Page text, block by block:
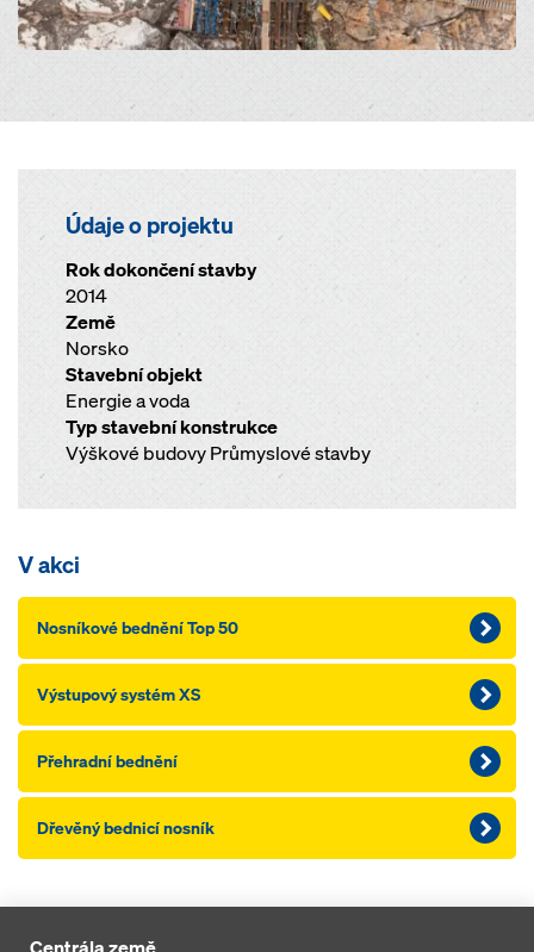
Údaje o projektu
Rok dokončení stavby
2014
Země
Norsko
Stavební objekt
Energie a voda
Typ stavební konstrukce
Výškové budovy Průmyslové stavby
V akci
Nosníkové bednění Top 50
Výstupový systém XS
Přehradní bednění
Dřevěný bednicí nosník